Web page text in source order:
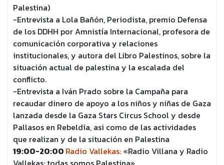
Palestina)
-Entrevista a Lola Bañón, Periodista, premio Defensa
de los DDHH por Amnistía Internacional, profesora de
comunicación corporativa y relaciones
institucionales, y autora del Libro Palestinos, sobre la
situación actual de palestina y la escalada del
conflicto.
-Entrevista a Iván Prado sobre la Campaña para
recaudar dinero de apoyo a los niños y niñas de Gaza
lanzada desde la Gaza Stars Circus School y desde
Pallasos en Rebeldía, asi como de las actividades
que realizan y de la situación en Palestina
19:00-20:00 Radio Vallekas: «Radio Villana y Radio